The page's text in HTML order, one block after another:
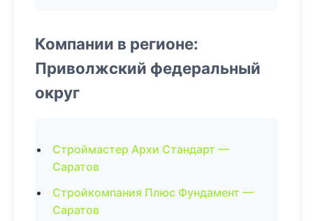
Компании в регионе:
Приволжский федеральный
округ
Строймастер Архи Стандарт —
Саратов
Стройкомпания Плюс Фундамент —
Саратов